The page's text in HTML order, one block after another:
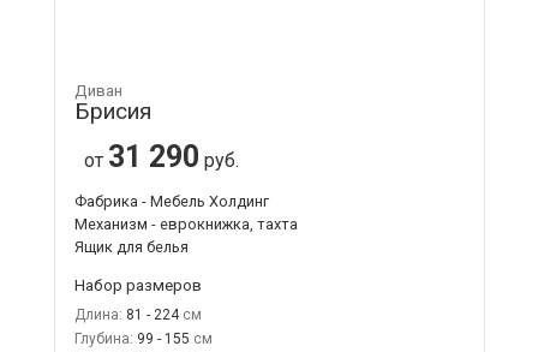
Диван
Брисия
от 31 290 руб.
Фабрика - Мебель Холдинг
Механизм - еврокнижка, тахта
Ящик для белья
Набор размеров
Длина: 81 - 224
Глубина: 99 - 155